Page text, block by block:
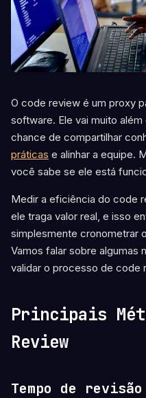
O code review é um proxy
software. Ele vai muito
chance de compartilhar
práticas e alinhar a equipe.
você sabe se ele está
Medir a eficiência do code
ele traga valor real, e isso
simplesmente cronometrar
Vamos falar sobre algumas
validar o processo de code
Principais
Review
Tempo de revisão